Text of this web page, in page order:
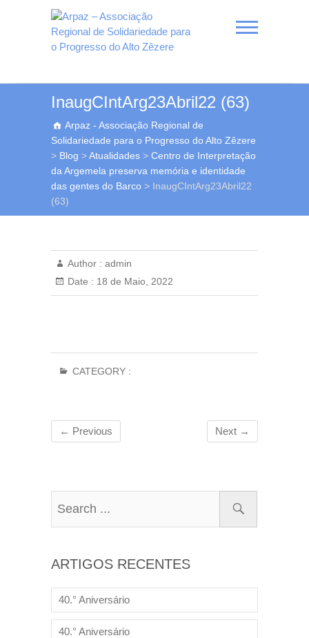
Arpaz – Associação
Regional de
Solidariedade para o
Progresso do Alto Zêzere
InaugCIntArg23Abril22 (63)
Arpaz - Associação Regional de
Solidariedade para o Progresso do Alto Zêzere
> Blog >Atualidades > Centro de Interpretação
da Argemela preserva memória e identidade
das gentes do Barco > InaugCIntArg23Abril22
(63)
Author : admin
Date : 18 de Maio, 2022
CATEGORY :
← Previous Next →
ARTIGOS RECENTES
40.° Aniversário
40.° Aniversário